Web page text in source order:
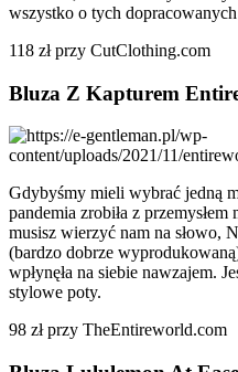
wszystko o tych
118 zł przy CutClothing.com
Bluza Z Kapturem
Gdybyśmy mieli wybrać jedną
pandemia zrobiła z
musisz wierzyć nam na słowo,
(bardzo dobrze
wpłynęła na siebie nawzajem.
stylowe poty.
98 zł przy TheEntireworld.com